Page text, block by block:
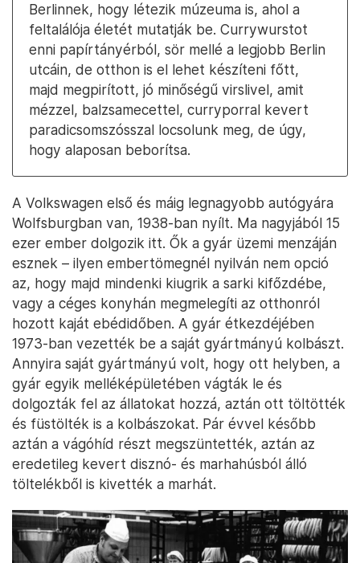
Berlinnek, hogy létezik múzeuma is, ahol a
feltalálója életét mutatják be. Currywurstot
enni papírtányérból, sör mellé a legjobb Berlin
utcáin, de otthon is el lehet készíteni főtt,
majd megpirított, jó minőségű virslivel, amit
mézzel, balzsamecettel, curryporral kevert
paradicsomszósszal locsolunk meg, de úgy,
hogy alaposan beborítsa.
A Volkswagen első és máig legnagyobb autógyára
Wolfsburgban van, 1938-ban nyílt. Ma nagyjából 15
ezer ember dolgozik itt. Ők a gyár üzemi menzáján
esznek – ilyen embertömegnél nyilván nem opció
az, hogy majd mindenki kiugrik a sarki kifőzdébe,
vagy a céges konyhán megmelegíti az otthonról
hozott kaját ebédidőben. A gyár étkezdéjében
1973-ban vezették be a saját gyártmányú kolbászt.
Annyira saját gyártmányú volt, hogy ott helyben, a
gyár egyik melléképületében vágták le és
dolgozták fel az állatokat hozzá, aztán ott töltötték
és füstölték is a kolbászokat. Pár évvel később
aztán a vágóhíd részt megszüntették, aztán az
eredetileg kevert disznó- és marhahúsból álló
töltelékből is kivették a marhát.